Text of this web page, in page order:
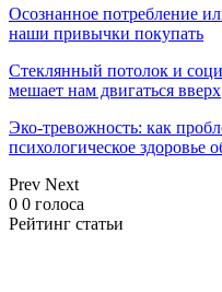
Осознанное потребление
наши привычки покупать
Стеклянный потолок и
мешает нам двигаться вверх
Эко-тревожность: как
психологическое здоровье
Prev Next
0 0 голоса
Рейтинг статьи